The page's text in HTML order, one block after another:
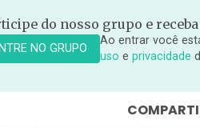
do nosso grupo e
NO GRUPO
Ao entrar você
uso e privacidade